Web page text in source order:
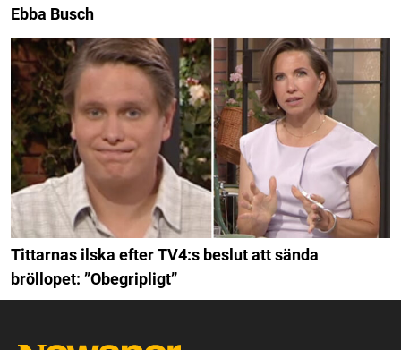
Ebba Busch
Tittarnas ilska efter TV4:s beslut att sända
bröllopet: ”Obegripligt”